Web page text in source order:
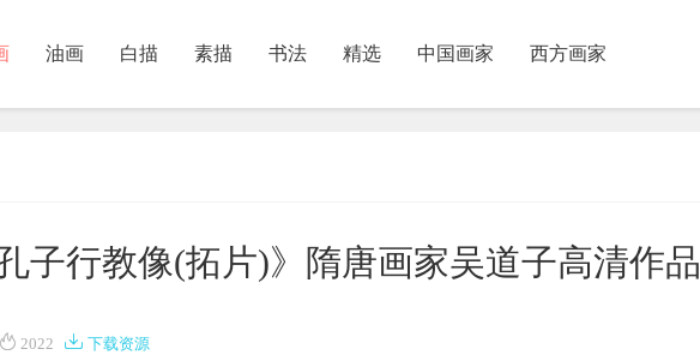
油画 白描 素描 书法 精选 中国画家 西方画家
子行教像(拓片)》隋唐画家吴道子高清作品
 2022  下载资源